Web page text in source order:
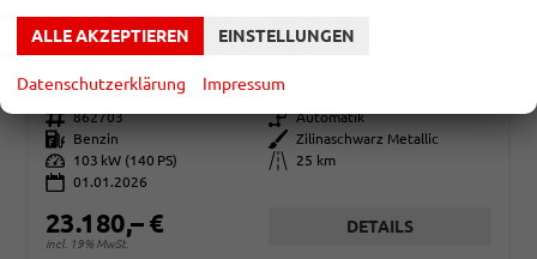
KIA CEED
Fahrzeugnr. 862703 Getriebe Automatik
Kraftstoff
Benzin Außenfarbe Zilinaschwarz Metallic
Leistung
103 kW (140 PS) Kilometerstand
25 km
01.01.2026
23.180,– €
incl. 19% MwSt.
DETAILS
ALLE AKZEPTIEREN EINSTELLUNGEN
Datenschutzerklärung Impressum